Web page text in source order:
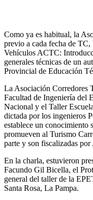
Como ya es habitual, la
previo a cada fecha de
Vehículos ACTC:
generales técnicas de un
Provincial de Educación
La Asociación Corredores
Facultad de Ingeniería del
Nacional y el Taller
dictada por los ingenieros
establece un conocimiento
promueven al Turismo
parte y son fiscalizadas
En la charla, estuvieron
Facundo Gil Bicella, el
general del taller de la
Santa Rosa, La Pampa.